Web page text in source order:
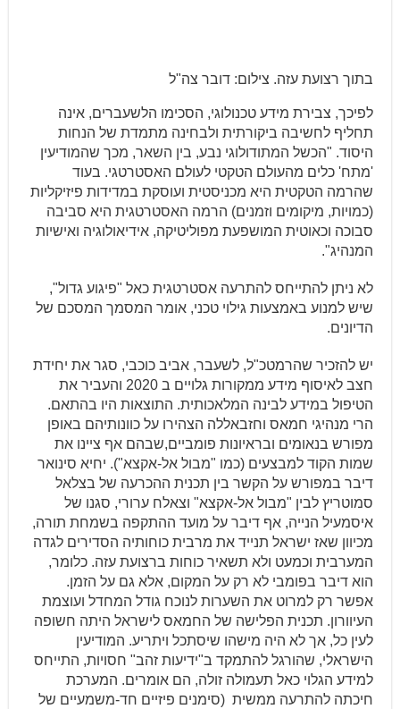
בתוך רצועת עזה. צילום: דובר צה"ל
לפיכך, צבירת מידע טכנולוגי, הסכימו הלשעברים, אינה
תחליף לחשיבה ביקורתית ולבחינה מתמדת של הנחות
היסוד. "הכשל המתודולוגי נבע, בין השאר, מכך שהמודיעין
'מתח' כלים מהעולם הטקטי לעולם האסטרטגי. בעוד
שהרמה הטקטית היא מכניסטית ועוסקת במדידות פיזיקליות
(כמויות, מיקומים וזמנים) הרמה האסטרטגית היא סביבה
סבוכה וכאוטית המושפעת מפוליטיקה, אידיאולוגיה ואישיות
המנהיג".
לא ניתן להתייחס להתרעה אסטרטגית כאל "פיגוע גדול",
שיש למנוע באמצעות גילוי טכני, אומר המסמך המסכם של
הדיונים.
יש להזכיר שהרמטכ"ל, לשעבר, אביב כוכבי, סגר את יחידת
חצב לאיסוף מידע ממקורות גלויים ב 2020 והעביר את
הטיפול במידע לבינה המלאכותית. התוצאות היו בהתאם.
הרי מנהיגי חמאס וחזבאללה הצהירו על כוונותיהם באופן
מפורש בנאומים ובראיונות פומביים,שבהם אף ציינו את
שמות הקוד למבצעים (כמו "מבול אל-אקצא"). יחיא סינואר
דיבר במפורש על הקשר בין תכנית ההכרעה של בצלאל
סמוטריץ לבין "מבול אל-אקצא" וצאלח ערורי, סגנו של
איסמעיל הנייה, אף דיבר על מועד ההתקפה בשמחת תורה,
מכיוון שאז ישראל תנייד את מרבית כוחותיה הסדירים לגדה
המערבית וכמעט ולא תשאיר כוחות ברצועת עזה. כלומר,
הוא דיבר בפומבי לא רק על המקום, אלא גם על הזמן.
אפשר רק למרוט את השערות לנוכח גודל המחדל ועוצמת
העיוורון. תכנית הפלישה של החמאס לישראל היתה חשופה
לעין כל, אך לא היה מישהו שיסתכל ויתריע. המודיעין
הישראלי, שהורגל להתמקד ב"ידיעות זהב" חסויות, התייחס
למידע הגלוי כאל תעמולה זולה, הם אומרים. המערכת
חיכתה להתרעה ממשית (סימנים פיזיים חד-משמעיים של